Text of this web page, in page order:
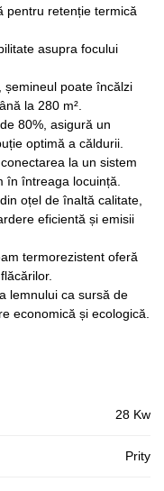
pentru retenție termică
asupra focului
șemineul poate încălzi
la 280 m².
80%, asigură un
optimă a căldurii.
la un sistem
în întreaga locuință.
oțel de înaltă calitate,
eficientă și emisii
termorezistent oferă
lemnului ca sursă de
economică și ecologică.
28 Kw
Prity